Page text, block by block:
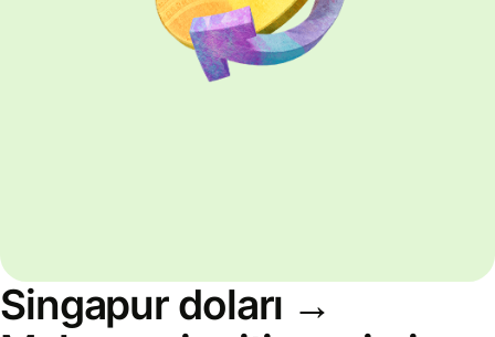
Singapur doları →